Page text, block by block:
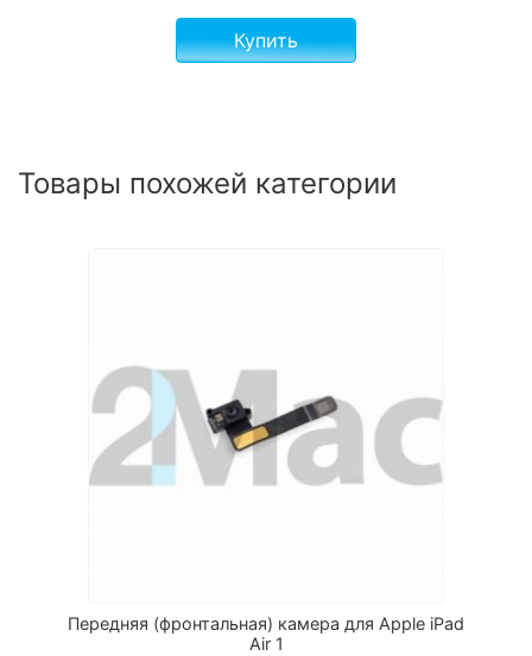
Купить
Товары похожей категории
Передняя (фронтальная) камера для Apple iPad
Air 1